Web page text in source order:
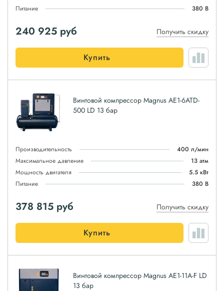
Питание
380 В
240 925 руб Получить скидку
Купить
Винтовой компрессор Magnus АЕ1-6ATD-
500 LD 13 бар
Производительность
400 л/мин
Максимальное давление
13 атм
Мощность двигателя
5.5 кВт
Питание
380 В
378 815 руб Получить скидку
Купить
Винтовой компрессор Magnus АЕ1-11A-F LD
13 бар